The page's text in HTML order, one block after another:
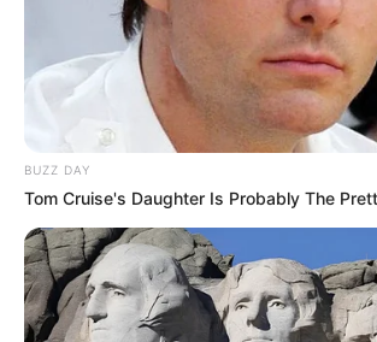
BUZZ DAY
Tom Cruise's Daughter Is Probably The